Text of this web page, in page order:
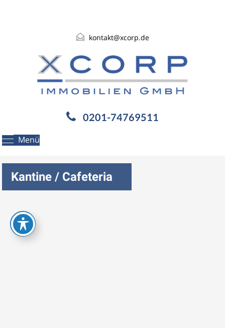
kontakt@xcorp.de
Menü
0201-74769511
Kantine / Cafeteria